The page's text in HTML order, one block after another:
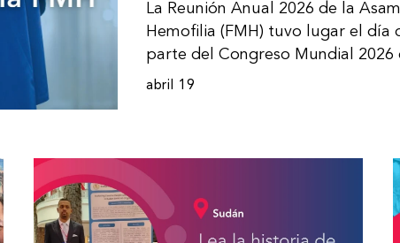
La Reunión Anual 2026 de la
Hemofilia (FMH) tuvo lugar el día
parte del Congreso Mundial
incorporación de nuevos
abril 19